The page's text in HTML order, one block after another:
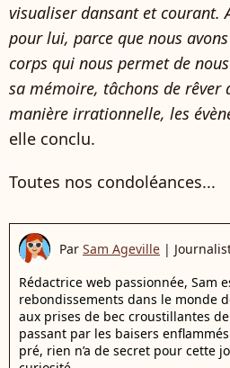
visualiser dansant et courant.
pour lui, parce que nous
corps qui nous permet de
sa mémoire, tâchons de rêver
manière irrationnelle, les
elle conclu.
Toutes nos condoléances...
Par Sam Ageville |
Rédactrice web passionnée, Sam
rebondissements dans le monde
aux prises de bec croustillantes
passant par les baisers
pré, rien n’a de secret pour cette